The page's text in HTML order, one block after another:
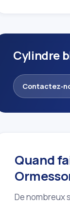
Cylindre
Quand
De nombreux